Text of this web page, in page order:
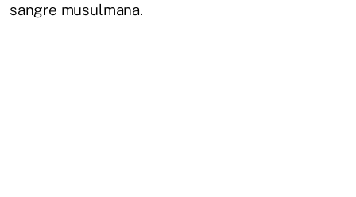
sangre musulmana.